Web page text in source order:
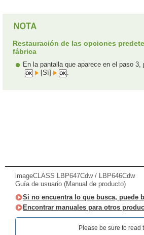
Restauración de las opciones
fábrica
En la pantalla que aparece en el paso
[Sí]
.
imageCLASS LBP647Cdw / LBP646Cdw
Guía de usuario (Manual de producto)
Si no encuentra lo que busca, puede
Encontrar manuales para otros
Please be sure to read